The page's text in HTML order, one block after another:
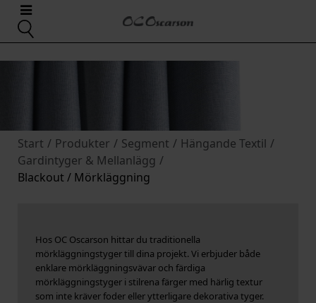
Start / Produkter / Segment / Hängande Textil /
Gardintyger & Mellanlägg /
Blackout / Mörkläggning
Hos OC Oscarson hittar du traditionella
mörkläggningstyger till dina projekt. Vi erbjuder både
enklare mörkläggningsvävar och färdiga
mörkläggningstyger i stilrena färger med härlig textur
som inte kräver foder eller ytterligare dekorativa tyger.